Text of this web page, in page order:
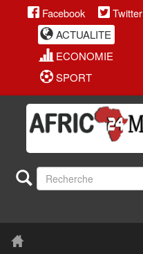
Facebook
Twitter
ACTUALITE
ECONOMIE
SPORT